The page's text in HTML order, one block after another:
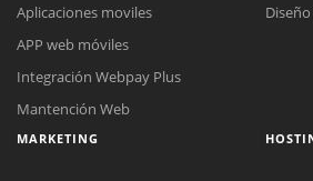
Aplicaciones moviles
APP web móviles
Integración Webpay Plus
Mantención Web
MARKETING